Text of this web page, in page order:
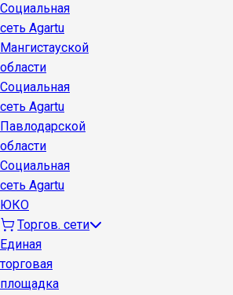
Социальная
сеть Agartu
Мангистауской
области
Социальная
сеть Agartu
Павлодарской
области
Социальная
сеть Agartu
ЮКО
Торгов. сети
Единая
торговая
площадка